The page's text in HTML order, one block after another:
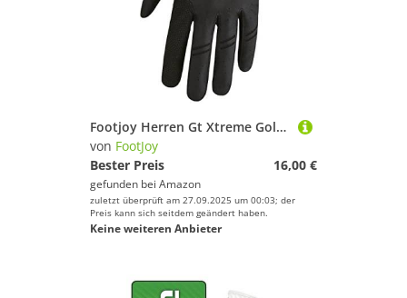
Footjoy Herren Gt Xtreme Golfhandschuh Modell 2019, Schwarz, M
von FootJoy
Bester Preis
16,00 €
gefunden bei Amazon
zuletzt überprüft am 27.09.2025 um 00:03; der
Preis kann sich seitdem geändert haben.
Keine weiteren Anbieter